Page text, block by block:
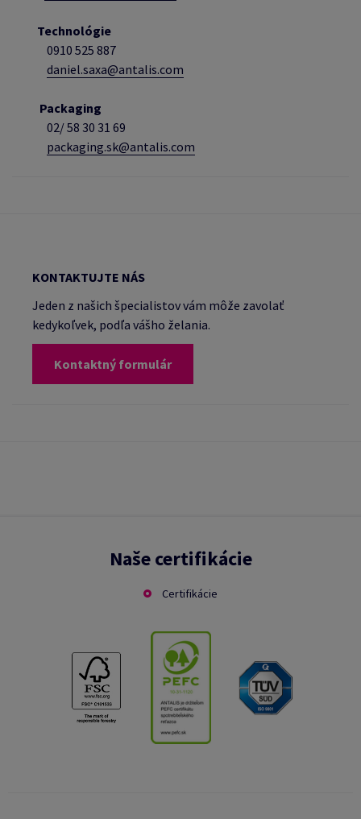
Technológie
0910 525 887
daniel.saxa@antalis.com
Packaging
02/58 30 31 69
packaging.sk@antalis.com
KONTAKTUJTE NÁS
Jeden z našich špecialistov vám môže zavolať
kedykoľvek, podľa vášho želania.
Kontaktný formulár
Naše certifikácie
Certifikácie